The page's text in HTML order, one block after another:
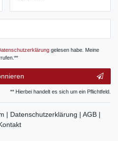
gelesen habe. Meine
** Hierbei handelt es sich um ein Pflichtfeld.
| Datenschutzerklärung | AGB |